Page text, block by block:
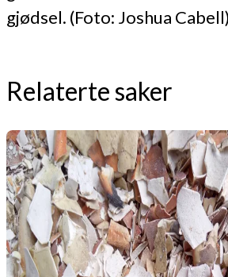
gjødsel. (Foto: Joshua Cabell)
Relaterte saker